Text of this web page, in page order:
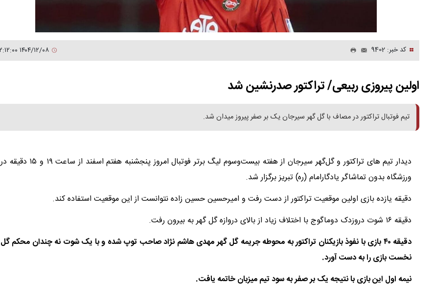
کد خبر: 9402
اولین پیروزی ربیعی/ تراکتور صدرنشین شد
تیم فوتبال تراکتور در مصاف با گل گهر سیرجان یک بر صفر پیروز میدان شد.
دیدار تیم های تراکتور و گل‌گهر سیرجان از هفته بیست‌وسوم لیگ برتر فوتبال امروز پنجشنبه هفتم اسفند از ساعت ۱۹ و ۱۵ دقیقه در
ورزشگاه بدون تماشاگر یادگارامام (ره) تبریز برگزار شد.
دقیقه یازده بازی اولین موقعیت تراکتور از دست رفت و امیرحسین حسین زاده نتوانست از این موقعیت استفاده کند.
دقیقه ۱۶ شوت دروزدک دوماگوج با اختلاف زیاد از بالای دروازه گل گهر به بیرون رفت.
دقیقه ۴۰ بازی با نفوذ بازیکنان تراکتور به محوطه جریمه گل گهر مهدی هاشم نژاد صاحب توپ شده و با یک شوت نه چندان محکم گل
نخست بازی را به دست آورد.
نیمه اول این بازی با نتیجه یک بر صفر به سود تیم میزبان خاتمه یافت.